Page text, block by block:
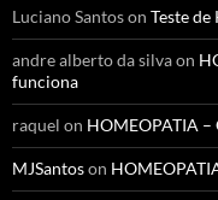
Luciano Santoson Teste
andre alberto da silvaon
funciona
raquel on HOMEOPATIA
MJSantoson